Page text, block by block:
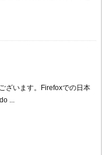
ざいます。Firefoxでの日本
...